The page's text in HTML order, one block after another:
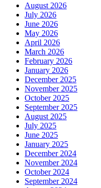
August 2026
July 2026
June 2026
May 2026
April 2026
March 2026
February 2026
January 2026
December 2025
November 2025
October 2025
September 2025
August 2025
July 2025
June 2025
January 2025
December 2024
November 2024
October 2024
September 2024